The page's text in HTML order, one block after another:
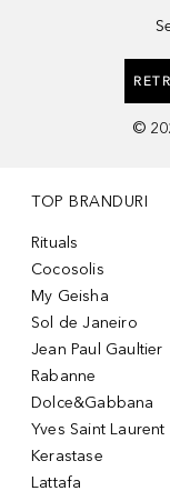
©
TOP BRANDURI
Rituals
Cocosolis
My Geisha
Sol de Janeiro
Jean Paul Gaultier
Rabanne
Dolce&Gabbana
Yves Saint Laurent
Kerastase
Lattafa